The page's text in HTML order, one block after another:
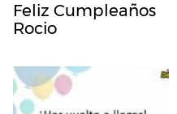
Feliz Cumpleaños
Rocio